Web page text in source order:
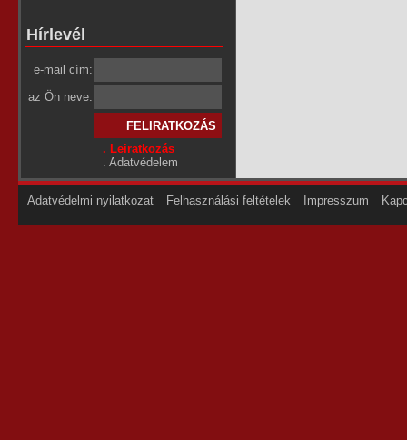
Hírlevél
e-mail cím:
az Ön neve:
. Leiratkozás
. Adatvédelem
Adatvédelmi nyilatkozat Felhasználási feltételek Impresszum